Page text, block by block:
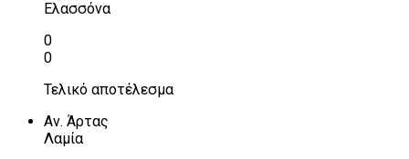
Ελασσόνα
0
0
Τελικό αποτέλεσμα
Αν. Άρτας
Λαμία